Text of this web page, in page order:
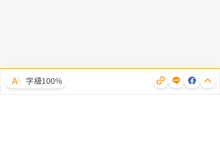
字級100％